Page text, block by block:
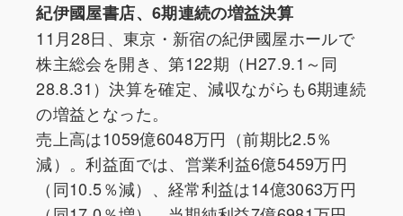
紀伊國屋書店、6期連続の増益決算
11月28日、東京・新宿の紀伊國屋ホールで
株主総会を開き、第122期（H27.9.1～同
28.8.31）決算を確定、減収ながらも6期連続
の増益となった。
売上高は1059億6048万円（前期比2.5％
減）。利益面では、営業利益6億5459万円
（同10.5％減）、経常利益は14億3063万円